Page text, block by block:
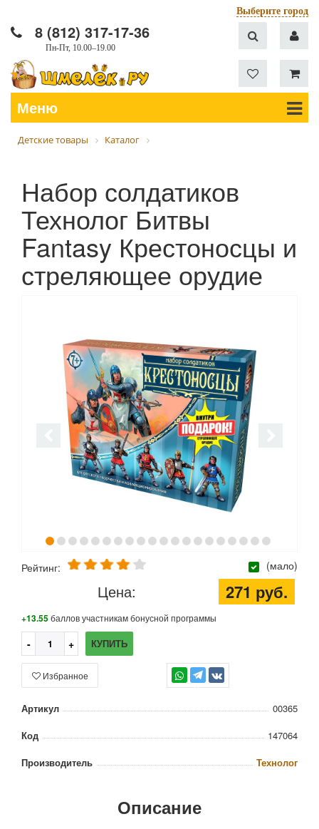
Выберите город
8 (812) 317-17-36
Пн-Пт, 10.00–19.00
Меню
Детские товары Каталог
Набор солдатиков
Технолог Битвы
Fantasy Крестоносцы и
стреляющее орудие
Рейтинг: (мало)
Цена: 271 руб.
+13.55баллов участникам бонусной программы
КУПИТЬ
TG
Избранное
Артикул
00365
Код
147064
Производитель
Технолог
Описание